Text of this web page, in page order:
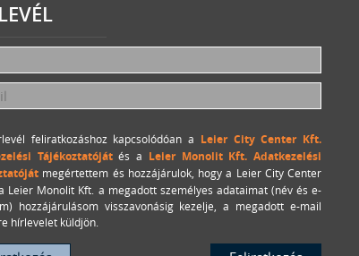
feliratkozáshoz kapcsolódóan a Leier City Center Kft.
Tájékoztatójátés a Leier Monolit Kft. Adatkezelési
megértettem és hozzájárulok, hogy a Leier City Center
Leier Monolit Kft. a megadott személyes adataimat (név és e-
hozzájárulásom visszavonásig kezelje, a megadott e-mail
hírlevelet küldjön.